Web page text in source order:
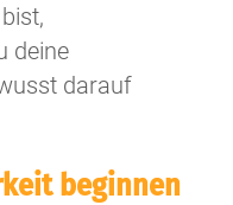
deine
darauf
beginnen